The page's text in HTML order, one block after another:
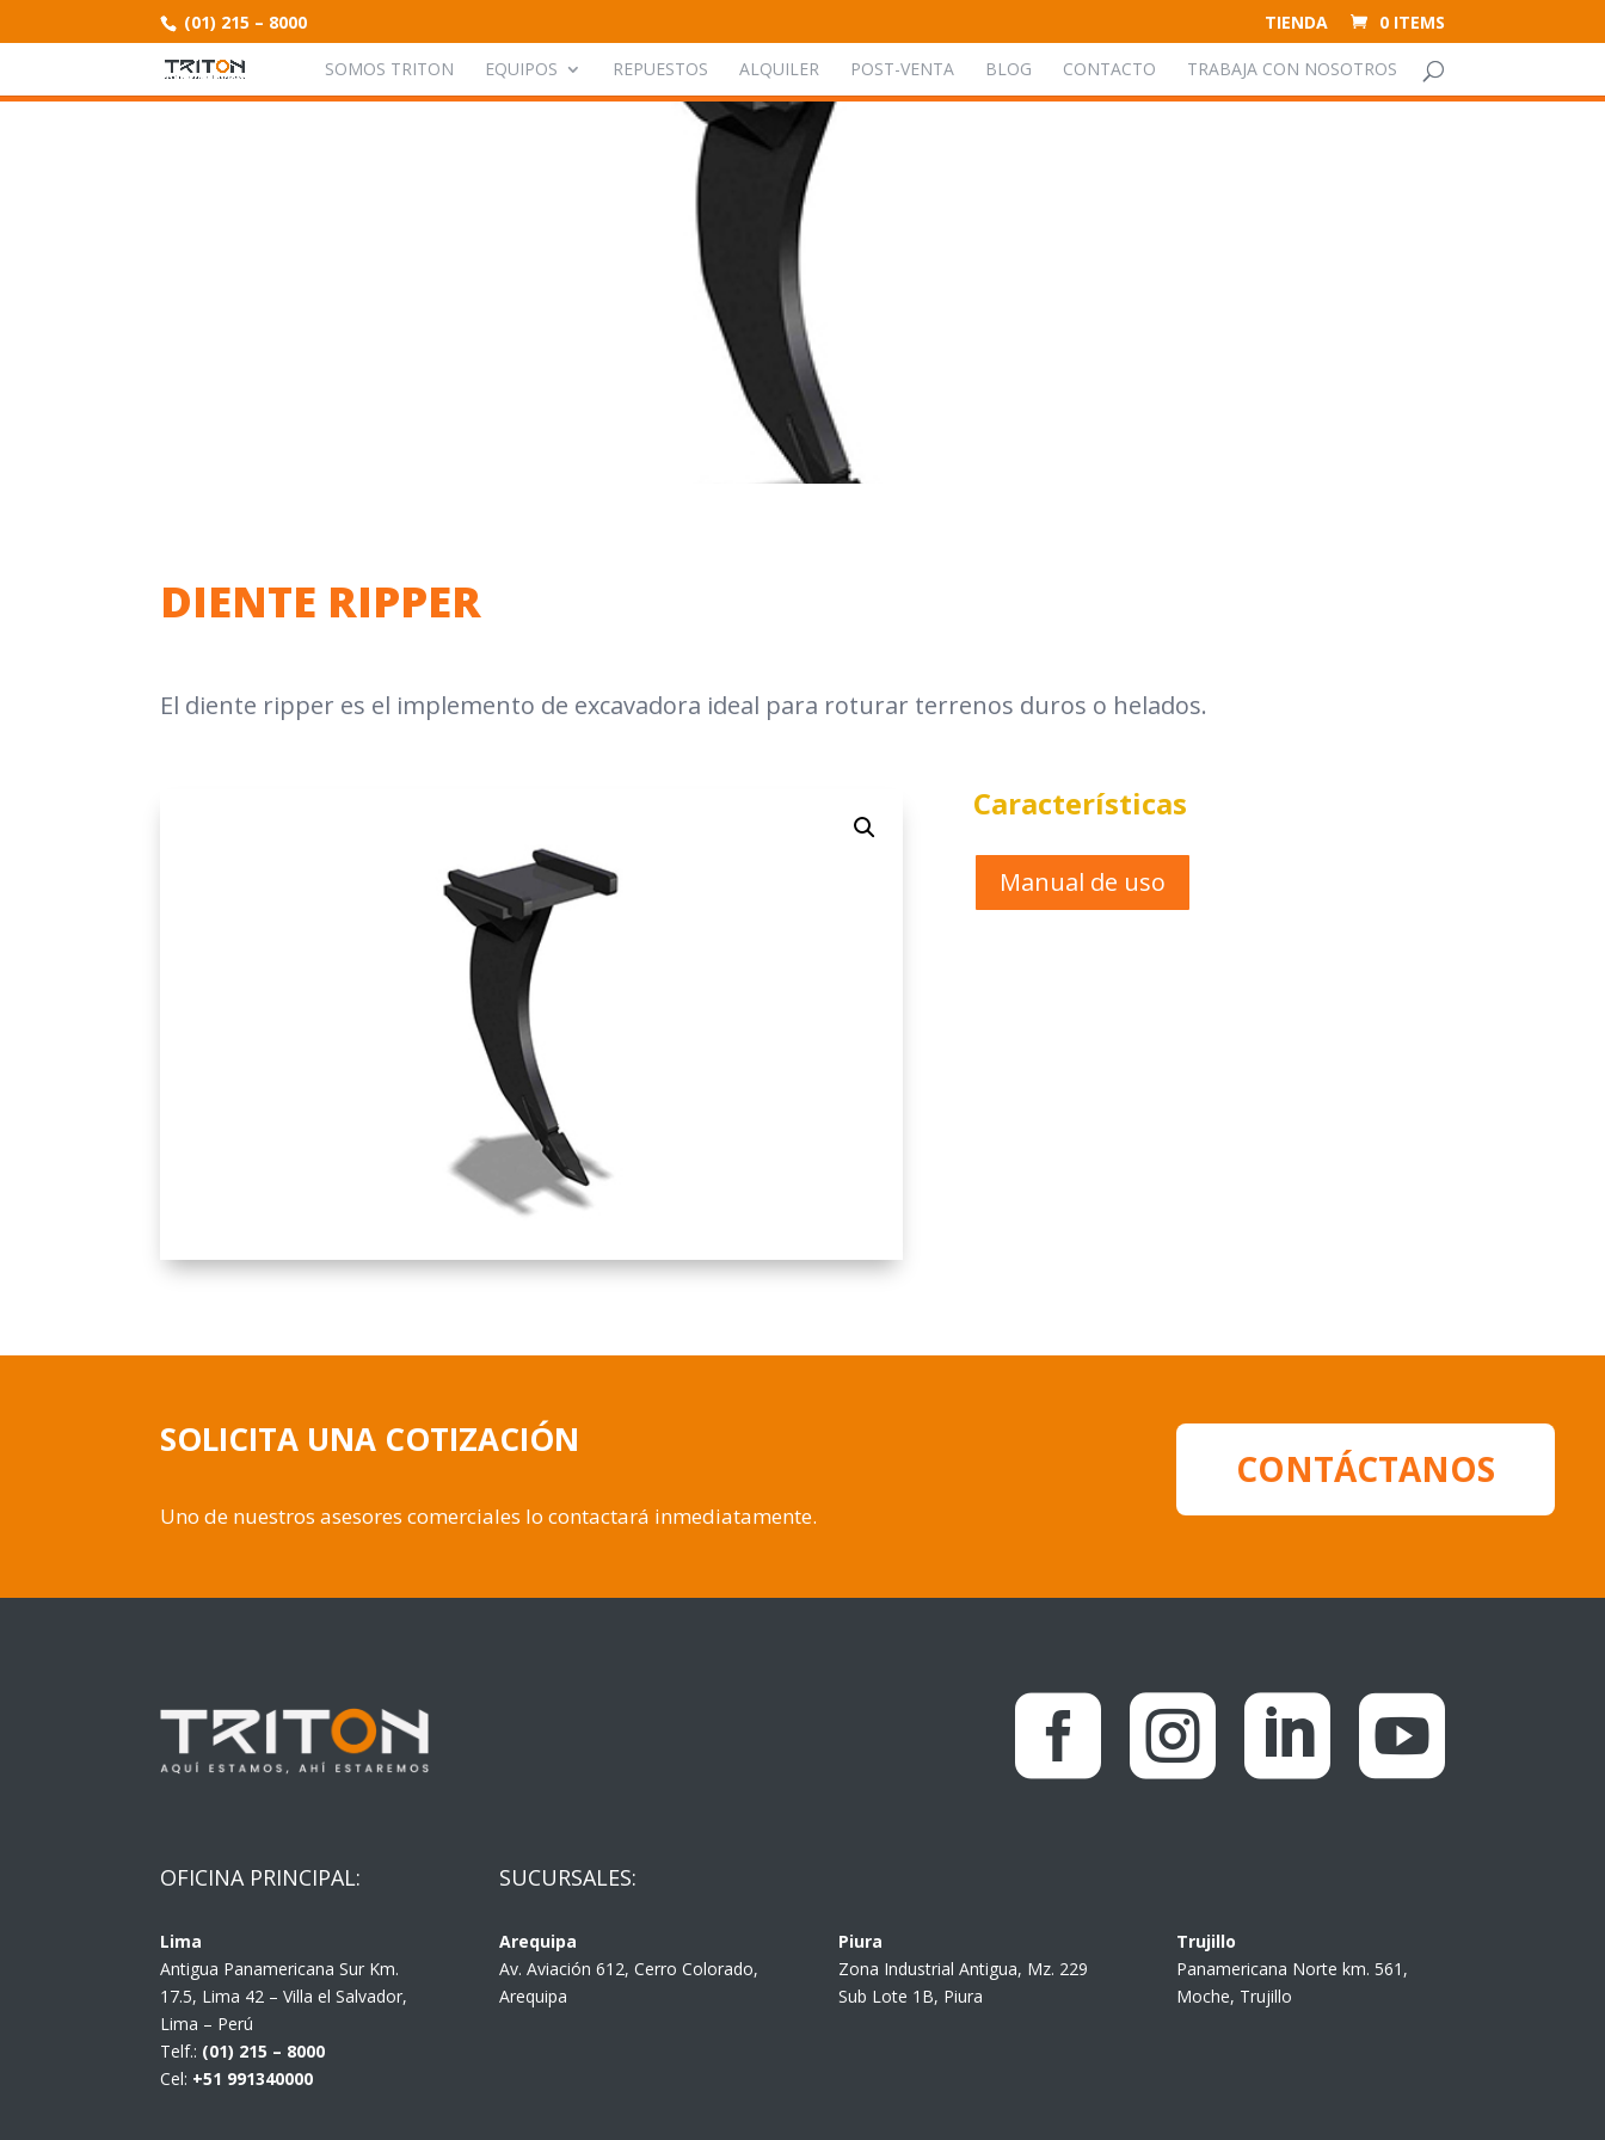
(01) 215 – 8000 TIENDA 0 ITEMS
SOMOS TRITON EQUIPOS REPUESTOS ALQUILER POST-VENTA BLOG CONTACTO TRABAJA CON NOSOTROS
DIENTE RIPPER
El diente ripper es el implemento de excavadora ideal para roturar terrenos duros o helados.
Características
Manual de uso
SOLICITA UNA COTIZACIÓN
Uno de nuestros asesores comerciales lo contactará inmediatamente.
CONTÁCTANOS
   
OFICINA PRINCIPAL:
Lima
Antigua Panamericana Sur Km.
17.5, Lima 42 – Villa el Salvador,
Lima – Perú
Telf.: (01) 215 – 8000
Cel: +51 991340000
SUCURSALES:
Arequipa
Av. Aviación 612, Cerro Colorado,
Arequipa
Piura
Zona Industrial Antigua, Mz. 229
Sub Lote 1B, Piura
Trujillo
Panamericana Norte km. 561,
Moche, Trujillo